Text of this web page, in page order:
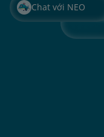
Chat với NEO